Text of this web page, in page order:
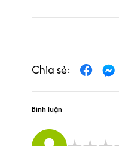
Chia sẻ:
Bình luận